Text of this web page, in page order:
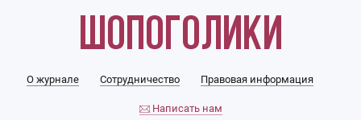
О журнале Сотрудничество Правовая информация
Написать нам